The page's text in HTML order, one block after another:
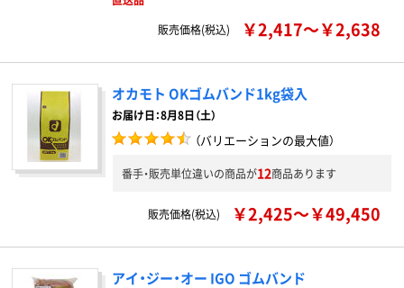
販売価格(税込)
￥2,417～￥2,638
オカモト OKゴムバンド1kg袋入
お届け日：8月8日（土）
（バリエーションの最大値）
番手・販売単位違いの商品が12商品あります
販売価格(税込) ￥2,425～￥49,450
アイ・ジー・オー IGO ゴムバンド